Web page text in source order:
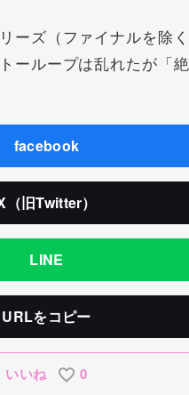
ズ（ファイナルを除く
ループは乱れたが「
facebook
（旧Twitter）
LINE
URLをコピー
いいね 0